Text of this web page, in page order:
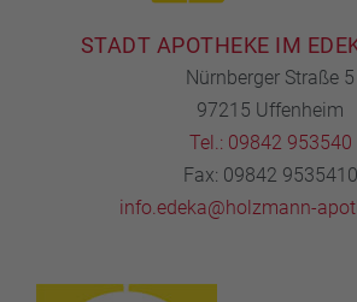
STADT APOTHEKE IM
Nürnberger Straße 5
97215 Uffenheim
Tel.: 09842 953540
Fax: 09842 9535410
info.edeka@holzmann-